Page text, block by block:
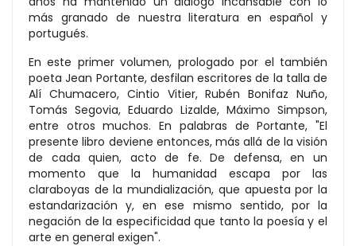
más granado de nuestra literatura en español y
portugués.
En este primer volumen, prologado por el también
poeta Jean Portante, desfilan escritores de la talla de
Alí Chumacero, Cintio Vitier, Rubén Bonifaz Nuño,
Tomás Segovia, Eduardo Lizalde, Máximo Simpson,
entre otros muchos. En palabras de Portante, "El
presente libro deviene entonces, más allá de la visión
de cada quien, acto de fe. De defensa, en un
momento que la humanidad escapa por las
claraboyas de la mundialización, que apuesta por la
estandarización y, en ese mismo sentido, por la
negación de la especificidad que tanto la poesía y el
arte en general exigen".